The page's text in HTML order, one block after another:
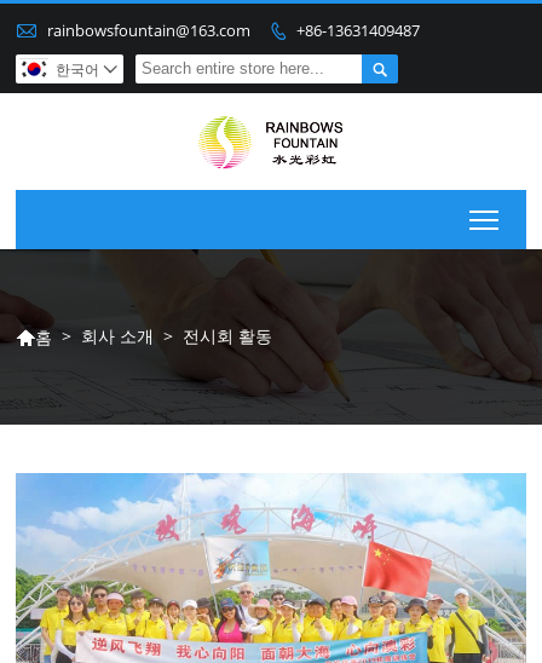
 rainbowsfountain@163.com  +86-13631409487

한국어 
홈 > 회사 소개 > 전시회 활동